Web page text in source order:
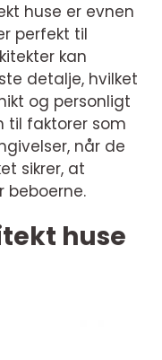
huse er evnen
perfekt til
kan
detalje, hvilket
og personligt
til faktorer som
når de
sikrer, at
beboerne.
huse